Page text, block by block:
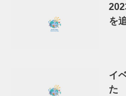
を
イ
た